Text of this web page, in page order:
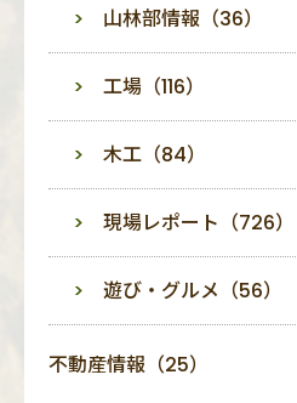
山林部情報（36）
工場（116）
木工（84）
現場レポート（726）
遊び・グルメ（56）
不動産情報（25）